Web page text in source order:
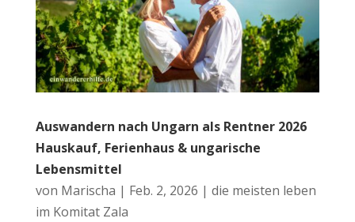
Auswandern nach Ungarn als Rentner 2026
Hauskauf, Ferienhaus & ungarische
Lebensmittel
von Marischa | Feb. 2, 2026 | die meisten leben
im Komitat Zala